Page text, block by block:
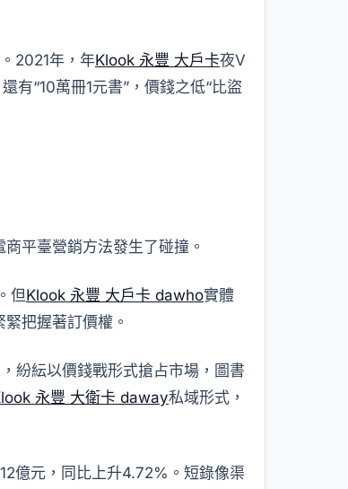
2021年，年Klook 永豐 大戶卡夜V
有“10萬冊1元書”，價錢之低“比盜
平臺營銷方法發生了碰撞。
但Klook 永豐 大戶卡 dawho實體
把握著訂價權。
紛紜以價錢戰形式搶占市場，圖書
永豐 大衛卡 daway私域形式，
億元，同比上升4.72%。短錄像渠